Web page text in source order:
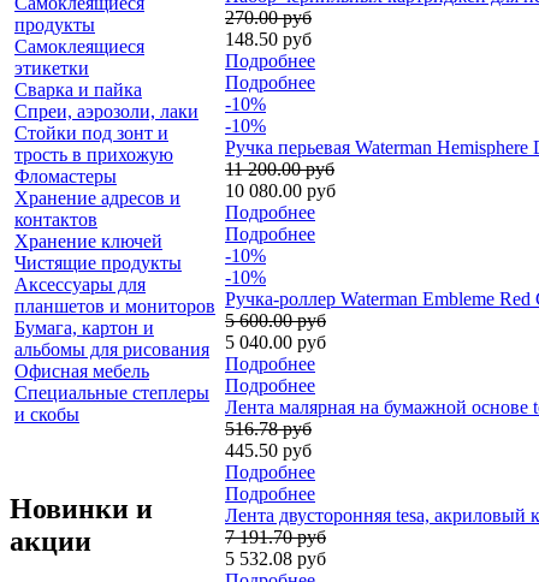
продукты
Самоклеящиеся
этикетки
Сварка и пайка
Спреи, аэрозоли, лаки
Стойки под зонт и
трость в прихожую
Фломастеры
Хранение адресов и
контактов
Хранение ключей
Чистящие продукты
Аксессуары для
планшетов и мониторов
Бумага, картон и
альбомы для рисования
Офисная мебель
Специальные степлеры
и скобы
Новинки и
акции
270.00 руб
148.50 руб
Подробнее
Подробнее
-10%
-10%
Ручка перьевая Waterman
11 200.00 руб
10 080.00 руб
Подробнее
Подробнее
-10%
-10%
Ручка-роллер Waterman Embleme
5 600.00 руб
5 040.00 руб
Подробнее
Подробнее
Лента малярная на бумажной основе
516.78 руб
445.50 руб
Подробнее
Подробнее
Лента двусторонняя tesa,
7 191.70 руб
5 532.08 руб